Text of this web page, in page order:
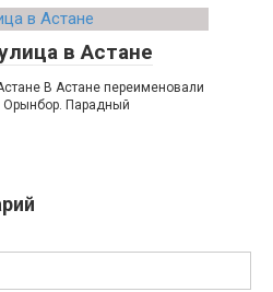
в Астане
В Астане переименовали
Орынбор. Парадный